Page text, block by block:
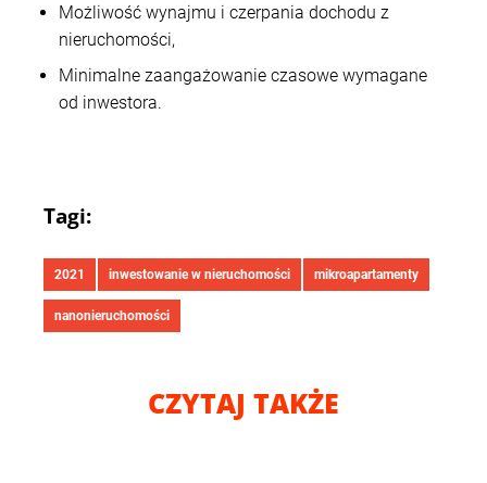
Możliwość wynajmu i czerpania dochodu z
nieruchomości,
Minimalne zaangażowanie czasowe wymagane
od inwestora.
Tagi:
2021 inwestowanie w nieruchomości mikroapartamenty
nanonieruchomości
CZYTAJ TAKŻE